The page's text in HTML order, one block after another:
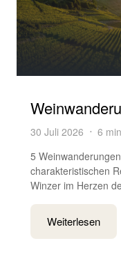
30 Juli 2026
6 min
5
charakteristischen
Winzer im Herzen
Weiterlesen